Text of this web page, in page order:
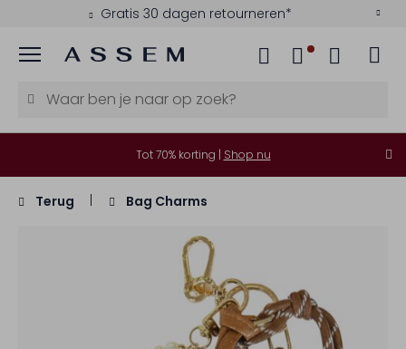
Gratis 30 dagen retourneren*
Menu
Tot 70% korting | Shop nu
Terug Bag Charms